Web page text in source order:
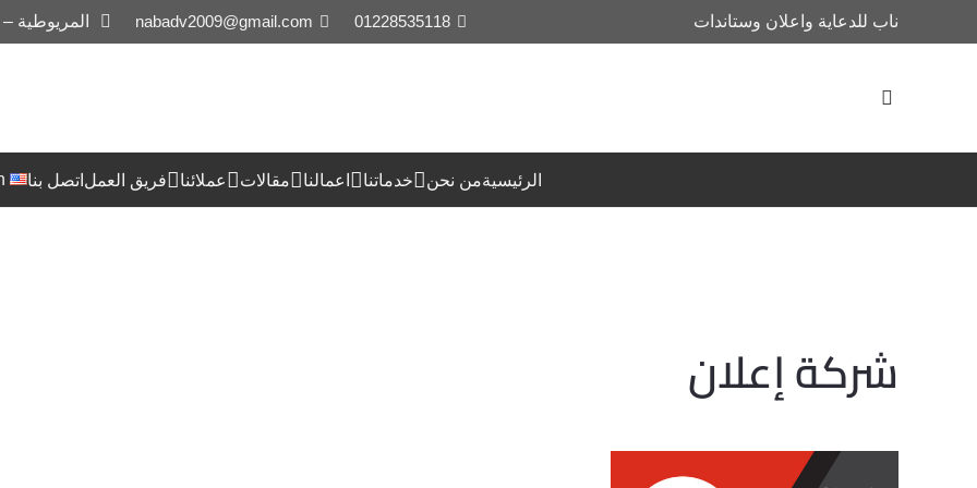
ناب للدعاية واعلان وستاندات 01228535118
nabadv2009@gmail.com المريوطية
الرئيسيةمن نحن خدماتنا اعمالنا مقالات عملائنا فريق العمل اتصل بنا
شركة إعلان